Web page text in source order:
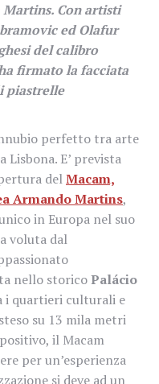
Con artisti
ed Olafur
del calibro
firmato la facciata
piastrelle
perfetto tra arte
E’ prevista
delMacam,
Armando Martins,
in Europa nel suo
voluta dal
nello storicoPalácio
i quartieri culturali e
su 13 mila metri
il Macam
per un’esperienza
si deve ad un